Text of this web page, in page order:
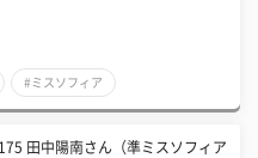
#ミスソフィア
田中陽南さん（準ミスソフィア